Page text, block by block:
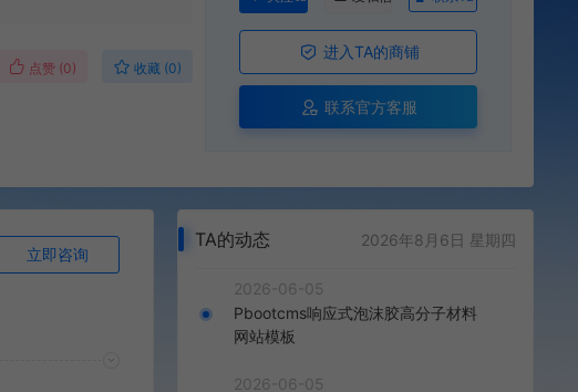
点赞 (0) 收藏 (0)
进入TA的商铺
联系官方客服
立即咨询
TA的动态 2026年8月6日 星期四
2026-06-05
Pbootcms响应式泡沫胶高分子材料
网站模板
2026-06-05